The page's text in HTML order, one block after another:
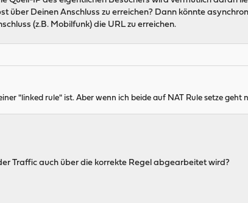
über Deinen Anschluss zu erreichen? Dann könnte
(z.B. Mobilfunk) die URL zu erreichen.
"linked rule" ist. Aber wenn ich beide auf NAT Rule setze geht
Traffic auch über die korrekte Regel abgearbeitet wird?